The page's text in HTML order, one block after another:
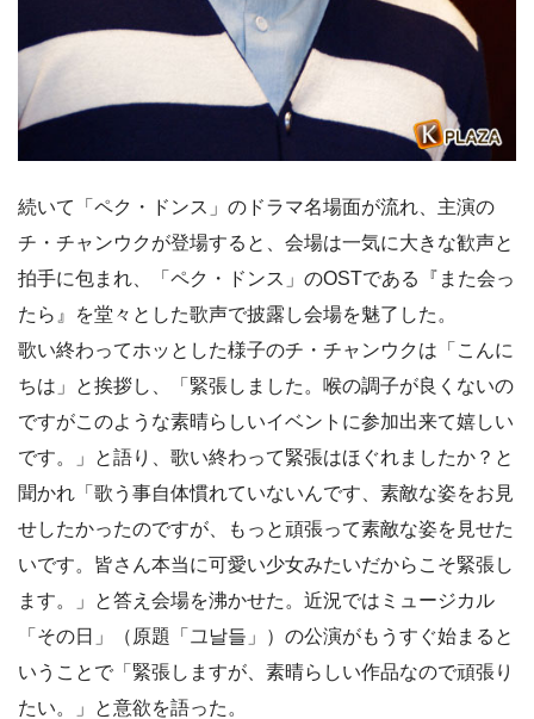
続いて「ペク・ドンス」のドラマ名場面が流れ、主演の
チ・チャンウクが登場すると、会場は一気に大きな歓声と
拍手に包まれ、「ペク・ドンス」のOSTである『また会っ
たら』を堂々とした歌声で披露し会場を魅了した。
歌い終わってホッとした様子のチ・チャンウクは「こんに
ちは」と挨拶し、「緊張しました。喉の調子が良くないの
ですがこのような素晴らしいイベントに参加出来て嬉しい
です。」と語り、歌い終わって緊張はほぐれましたか？と
聞かれ「歌う事自体慣れていないんです、素敵な姿をお見
せしたかったのですが、もっと頑張って素敵な姿を見せた
いです。皆さん本当に可愛い少女みたいだからこそ緊張し
ます。」と答え会場を沸かせた。近況ではミュージカル
「その日」（原題「그날들」）の公演がもうすぐ始まると
いうことで「緊張しますが、素晴らしい作品なので頑張り
たい。」と意欲を語った。